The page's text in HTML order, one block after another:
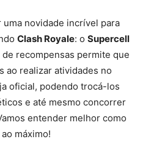
uma novidade incrível para
Clash Royale: o Supercell
de recompensas permite que
ao realizar atividades no
oficial, podendo trocá-los
e até mesmo concorrer
entender melhor como
máximo!